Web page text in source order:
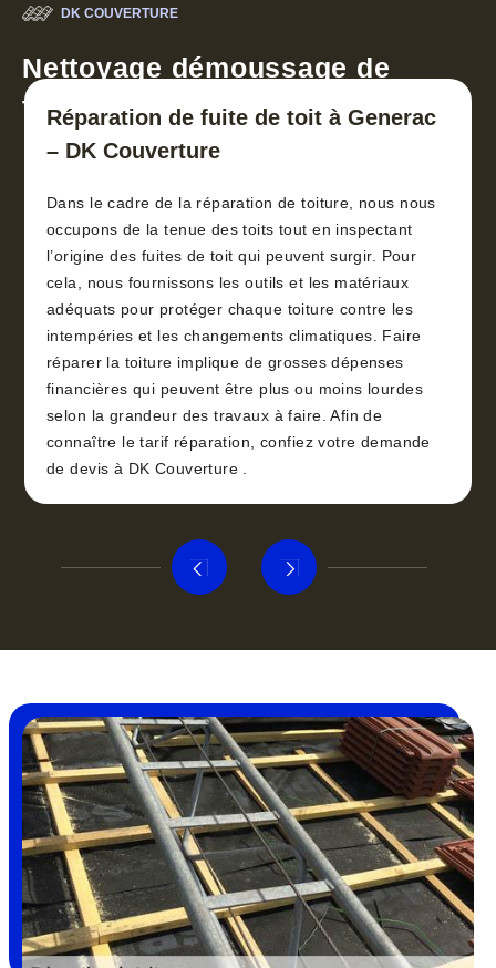
DK COUVERTURE
Nettoyage démoussage de
toiture 30
Réparation de fuite de toit à Generac
– DK Couverture
Dans le cadre de la réparation de toiture, nous nous
occupons de la tenue des toits tout en inspectant
l’origine des fuites de toit qui peuvent surgir. Pour
cela, nous fournissons les outils et les matériaux
adéquats pour protéger chaque toiture contre les
intempéries et les changements climatiques. Faire
réparer la toiture implique de grosses dépenses
financières qui peuvent être plus ou moins lourdes
selon la grandeur des travaux à faire. Afin de
connaître le tarif réparation, confiez votre demande
de devis à DK Couverture .